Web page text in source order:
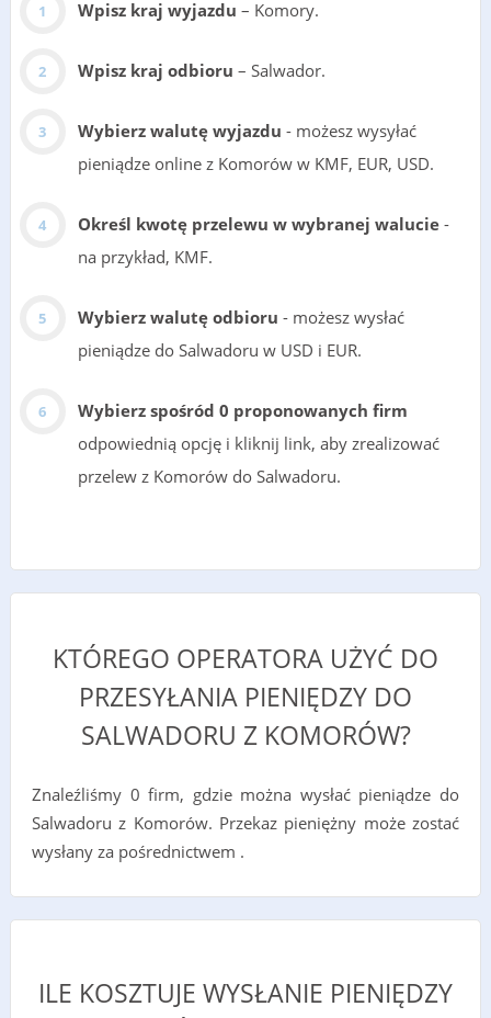
Wpisz kraj wyjazdu – Komory.
Wpisz kraj odbioru – Salwador.
Wybierz walutę wyjazdu - możesz wysyłać
pieniądze online z Komorów w KMF, EUR, USD.
Określ kwotę przelewu w wybranej walucie-
na przykład, KMF.
Wybierz walutę odbioru - możesz wysłać
pieniądze do Salwadoru w USD i EUR.
Wybierz spośród 0 proponowanych firm
odpowiednią opcję i kliknij link, aby zrealizować
przelew z Komorów do Salwadoru.
KTÓREGO OPERATORA UŻYĆ DO
PRZESYŁANIA PIENIĘDZY DO
SALWADORU Z KOMORÓW?
Znaleźliśmy 0 firm, gdzie można wysłać pieniądze do
Salwadoru z Komorów. Przekaz pieniężny może zostać
wysłany za pośrednictwem .
ILE KOSZTUJE WYSŁANIE PIENIĘDZY